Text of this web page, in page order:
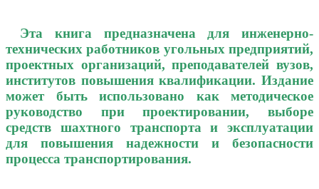
Эта книга предназначена для инженерно-
технических работников угольных предприятий,
проектных организаций, преподавателей вузов,
институтов повышения квалификации. Издание
может быть использовано как методическое
руководство при проектировании, выборе
средств шахтного транспорта и эксплуатации
для повышения надежности и безопасности
процесса транспортирования.